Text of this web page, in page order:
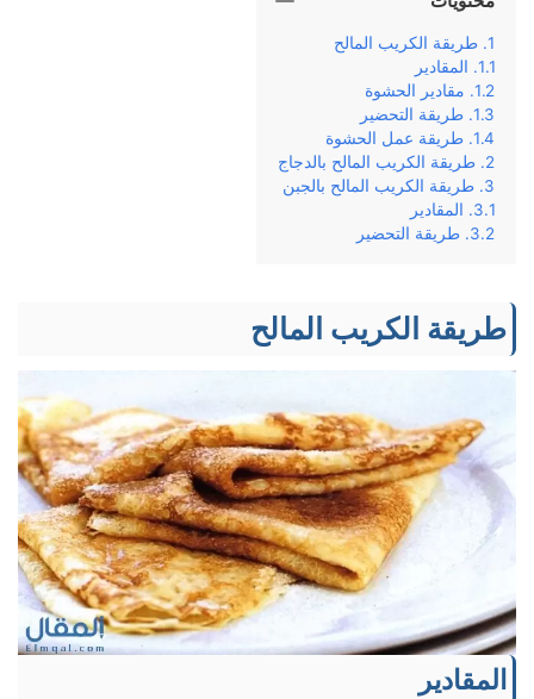
طریقة الكریب المالح
المقادير
مقادير الحشوة
طریقة التحضير
طريقة عمل الحشوة
طریقة الكریب المالح بالدجاج
طریقة الكریب المالح بالجبن
المقادير
طریقة التحضير
طریقة الكریب المالح
المقادير